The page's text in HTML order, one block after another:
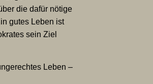
die dafür nötige
gutes Leben ist
sein Ziel
Leben –